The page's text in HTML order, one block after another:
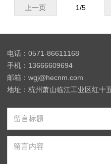
上一页 1/5
电话：0571-86611168
手机：13666609694
邮箱：wgj@hecnm.com
地址：杭州萧山临江工业区红十